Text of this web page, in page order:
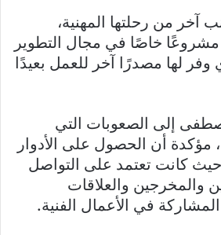
من رحلتها المهنية،
خاصًا في مجال التطوير
وفر لها مصدرًا آخر للعمل بعيدًا
إلى الصعوبات التي
مؤكدة أن الحصول على الأدوار
حيث كانت تعتمد على التواصل
والمخرجين والعلاقات
في الأعمال الفنية.